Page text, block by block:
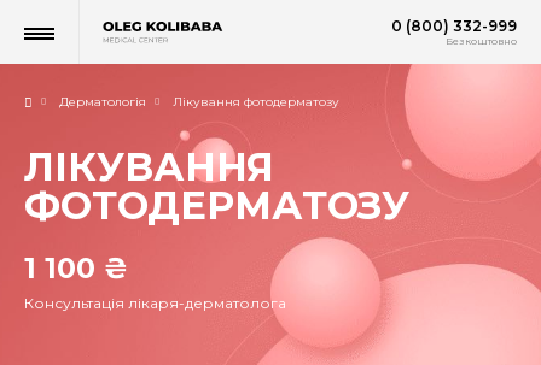
0 (800) 332-999
Безкоштовно
Дерматологія Лікування фотодерматозу
ЛІКУВАННЯ
ФОТОДЕРМАТОЗУ
1 100 ₴
Консультація лікаря-дерматолога